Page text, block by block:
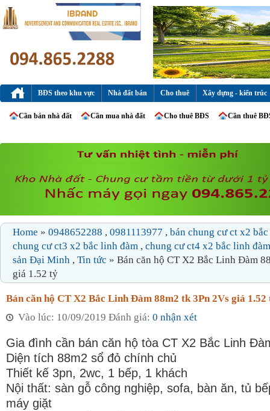
BĐS theo khu vực Nhà đất bán Cho thuê Xây dựng - kiến trúc
Cần bán nhà đất Cần mua nhà đất Cho thuê BĐS Cần thuê
Home » 0948652288 , 0981113977 , bán chung cư ct x2
chung cư ct3 x2 bắc linh đàm , chung cư ct4 x2 bắc linh
sản Đại Minh , Tin tức » Bán căn hộ CT X2 Bắc Linh Đàm
giá 1.52 tỷ
Bán căn hộ CT X2 Bắc Linh Đàm 88m2 tk 3Pn 2Vs giá 1.52
Vào lúc: 10/09/2019 Đánh giá: 0 nhận xét
Gia đình cần bán căn hộ tòa CT X2 Bắc Linh
Diện tích 88m2 sổ đỏ chính chủ
Thiết kế 3pn, 2wc, 1 bếp, 1 khách
Nội thất: sàn gỗ công nghiệp, sofa, bàn ăn, tủ
máy giặt